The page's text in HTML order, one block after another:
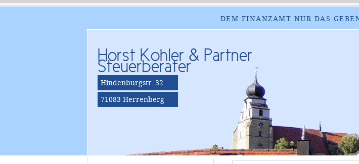
DEM FINANZAMT NUR DAS
Horst Kohler & Partner
Steuerberater
Hindenburgstr. 32
71083 Herrenberg